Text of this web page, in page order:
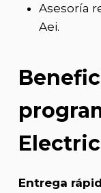
Asesoría
Aei.
Electric
Entrega